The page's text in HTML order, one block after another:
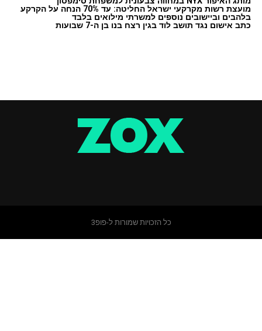
מועצת רשות מקרקעי ישראל החליטה: עד 70% הנחה על הקרקע
בלהבים וביישובים נוספים למשרתי מילואים בלבד
כתב אישום נגד תושב לוד בגין רצח בנו בן ה-7 שבועות
כל הזכויות שמורות ל-פופ3